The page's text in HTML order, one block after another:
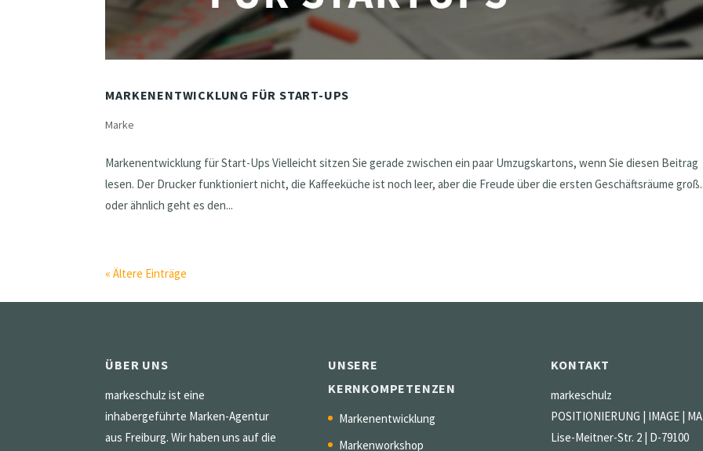
MARKENENTWICKLUNG FÜR START-UPS
Marke
Markenentwicklung für Start-Ups Vielleicht sitzen Sie gerade zwischen ein paar Umzugskartons, wenn Sie diesen Beitrag
lesen. Der Drucker funktioniert nicht, die Kaffeeküche ist noch leer, aber die Freude über die ersten Geschäftsräume
oder ähnlich geht es den...
« Ältere Einträge
ÜBER UNS
markeschulz ist eine
inhabergeführte Marken-Agentur
aus Freiburg. Wir haben uns auf die
UNSERE
KERNKOMPETENZEN
Markenentwicklung
Markenworkshop
KONTAKT
markeschulz
POSITIONIERUNG | IMAGE |
Lise-Meitner-Str. 2 | D-79100